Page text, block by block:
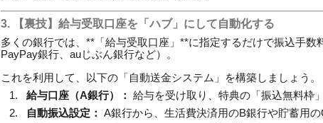
3. 【裏技】給与受取口座を「ハブ」にして自動化する
多くの銀行では、**「給与受取口座」**に指定するだけで振込手数
PayPay銀行、auじぶん銀行など）。
これを利用して、以下の「自動送金システム」を構築しましょう。
給与口座（A銀行）： 給与を受け取り、特典の「振込無料枠
自動振込設定： A銀行から、生活費決済用のB銀行や貯蓄用